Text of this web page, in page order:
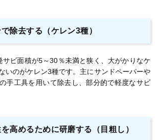
除去する（ケレン3種）
サビ面積が5～30％未満と狭く、大がかりなケ
いのがケレン3種です。主にサンドペーパーや
手工具を用いて除去し、部分的で軽度なサビ
を高めるために研磨する（目粗し）